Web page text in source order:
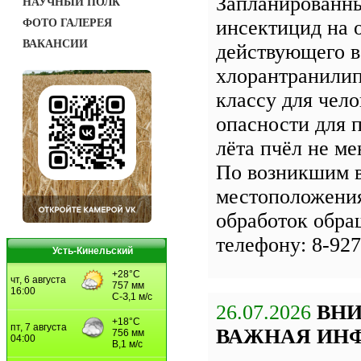
ФОТО ГАЛЕРЕЯ
ВАКАНСИИ
Усть-Кинельский
инсектицид на
действующего
классу для
опасности для
лёта пчёл не
По возникшим
обработок
телефону: 8-
26.07.2026
ВАЖНАЯ